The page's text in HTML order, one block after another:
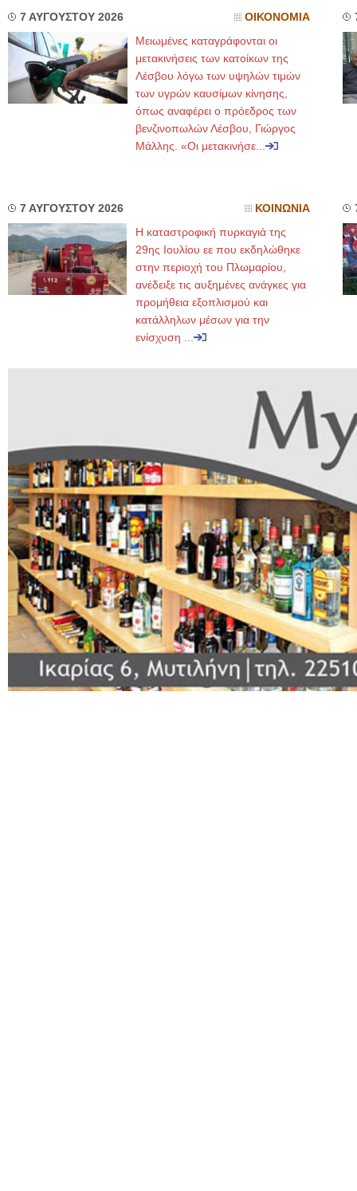
7 ΑΥΓΟΥΣΤΟΥ 2026 ΟΙΚΟΝΟΜΙΑ
Μειωμένες καταγράφονται οι
μετακινήσεις των κατοίκων της
Λέσβου λόγω των υψηλών τιμών
των υγρών καυσίμων κίνησης,
όπως αναφέρει ο πρόεδρος των
βενζινοπωλών Λέσβου, Γιώργος
Μάλλης. «Οι μετακινήσε...
7 ΑΥΓΟΥΣΤΟΥ 2026 ΚΟΙΝΩΝΙΑ
Η καταστροφική πυρκαγιά της
29ης Ιουλίου εε που εκδηλώθηκε
στην περιοχή του Πλωμαρίου,
ανέδειξε τις αυξημένες ανάγκες για
προμήθεια εξοπλισμού και
κατάλληλων μέσων για την
ενίσχυση ...